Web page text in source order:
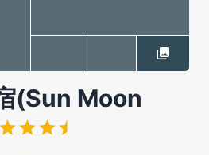
(Sun Moon